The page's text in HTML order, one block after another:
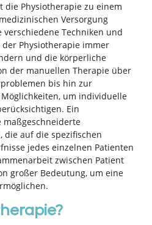
die Physiotherapie zu einem
Versorgung
Techniken und
Physiotherapie immer
und die körperliche
der manuellen Therapie über
bis hin zur
um individuelle
Ein
maßgeschneiderte
die auf die spezifischen
jedes einzelnen Patienten
zwischen Patient
großer Bedeutung, um eine